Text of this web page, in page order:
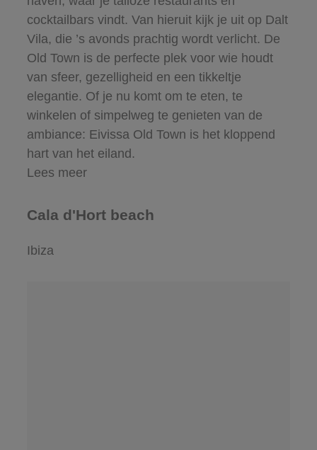
cocktailbars vindt. Van hieruit kijk je uit op Dalt
Vila, die ’s avonds prachtig wordt verlicht. De
Old Town is de perfecte plek voor wie houdt
van sfeer, gezelligheid en een tikkeltje
elegantie. Of je nu komt om te eten, te
winkelen of simpelweg te genieten van de
ambiance: Eivissa Old Town is het kloppend
hart van het eiland.
Lees meer
Cala d'Hort beach
Ibiza